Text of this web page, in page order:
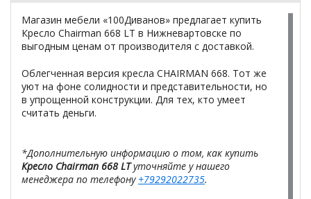
Магазин мебели «100Диванов» предлагает купить
Кресло Chairman 668 LT в Нижневартовске по
выгодным ценам от производителя с доставкой.
Облегченная версия кресла CHAIRMAN 668. Тот же
уют на фоне солидности и представительности, но
в упрощенной конструкции. Для тех, кто умеет
считать деньги.
*Дополнительную информацию о том, как купить
Кресло Chairman 668 LTуточняйте у нашего
менеджера по телефону +79292022735.